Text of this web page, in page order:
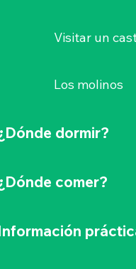
Visitar un
Los molinos
dormir?
comer?
Atlantique
a 1km
a 20km
Fouassière a 1km
: RN 249 a